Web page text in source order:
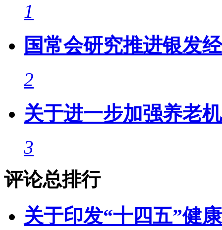
1
国常会研究推进银发
2
关于进一步加强养老
3
评论总排行
关于印发“十四五”健